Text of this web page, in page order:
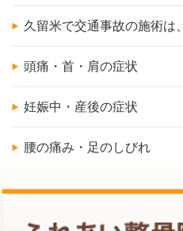
久留米で交通事故の施術は、
頭痛・首・肩の症状
妊娠中・産後の症状
腰の痛み・足のしびれ